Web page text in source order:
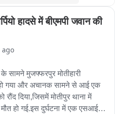
हादसे में बीएमपी जवान की
ago
सामने मुजफ्फरपुर मोतीहारी
गया और अचानक सामने से आई एक
रौंद दिया,जिसमें मोतीपुर थाना में
हो गई.इस दुर्घटना में एक एसआई